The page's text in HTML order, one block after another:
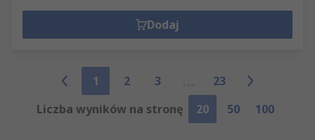
Dodaj
1 2 3
23
Liczba wyników na stronę
20 50 100